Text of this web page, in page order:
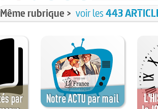
Même rubrique > voir les443